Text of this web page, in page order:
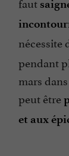
nécessite
pendant
mars
peut être
et aux